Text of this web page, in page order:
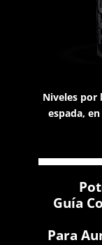
Niveles por
espada,
Guía
Para